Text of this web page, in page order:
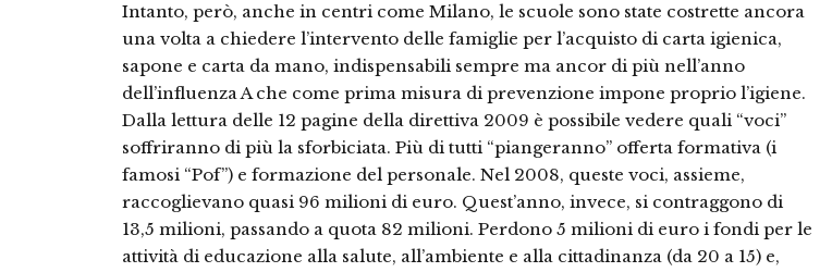
Intanto, però, anche in centri come Milano, le scuole sono state costrette ancora
una volta a chiedere l’intervento delle famiglie per l’acquisto di carta igienica,
sapone e carta da mano, indispensabili sempre ma ancor di più nell’anno
dell’influenza A che come prima misura di prevenzione impone proprio l’igiene.
Dalla lettura delle 12 pagine della direttiva 2009 è possibile vedere quali “voci”
soffriranno di più la sforbiciata. Più di tutti “piangeranno” offerta formativa (i
famosi “Pof”) e formazione del personale. Nel 2008, queste voci, assieme,
raccoglievano quasi 96 milioni di euro. Quest’anno, invece, si contraggono di
13,5 milioni, passando a quota 82 milioni. Perdono 5 milioni di euro i fondi per le
attività di educazione alla salute, all’ambiente e alla cittadinanza (da 20 a 15) e,